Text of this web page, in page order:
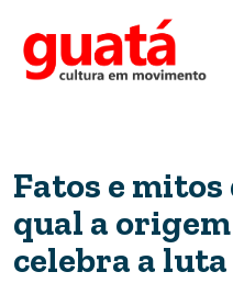
Fatos e mitos
qual a
celebra a